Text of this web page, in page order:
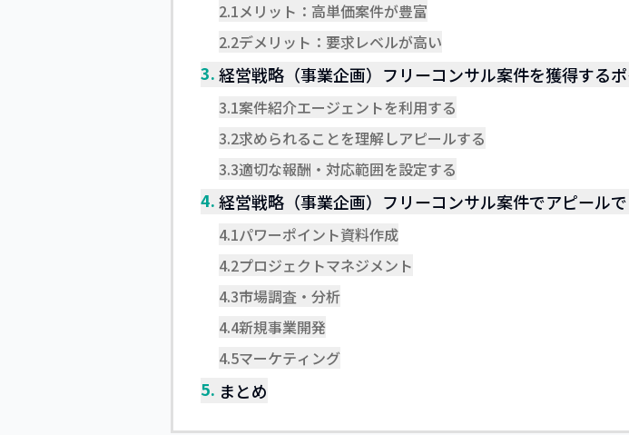
2.1メリット：高単価案件が豊富
2.2デメリット：要求レベルが高い
3.経営戦略（事業企画）フリーコンサル案件を獲得する
3.1案件紹介エージェントを利用する
3.2求められることを理解しアピールする
3.3適切な報酬・対応範囲を設定する
4.経営戦略（事業企画）フリーコンサル案件でアピール
4.1パワーポイント資料作成
4.2プロジェクトマネジメント
4.3市場調査・分析
4.4新規事業開発
4.5マーケティング
5. まとめ